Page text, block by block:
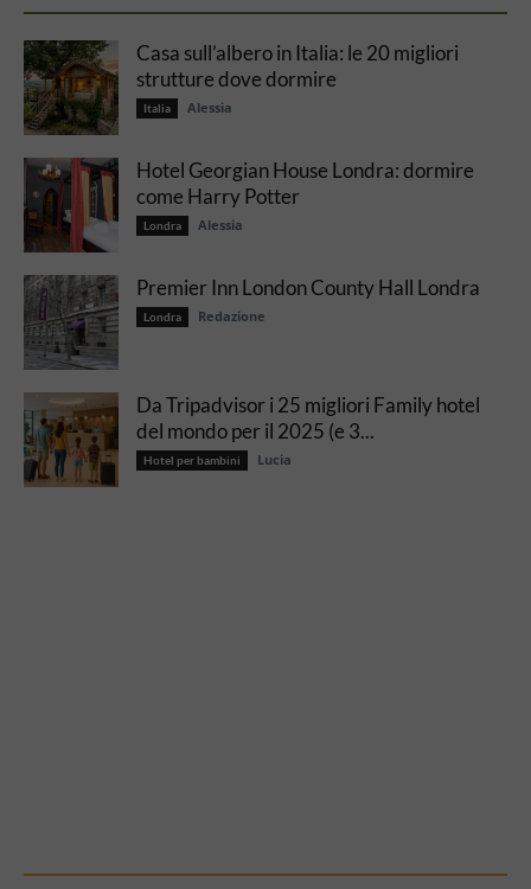
Casa sull’albero in Italia: le 20 migliori
strutture dove dormire
Italia Alessia
Hotel Georgian House Londra: dormire
come Harry Potter
Londra Alessia
Premier Inn London County Hall Londra
Londra Redazione
Da Tripadvisor i 25 migliori Family hotel
del mondo per il 2025 (e 3...
Hotel per bambini Lucia